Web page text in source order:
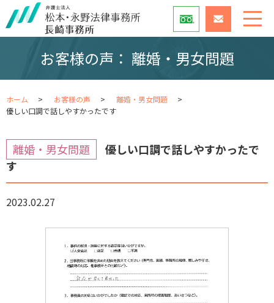
お客様の声： 離婚・男女問題
ホーム お客様の声
離婚・男女問題
優しい口調で話しやすかったです
離婚・男女問題
優しい口調で話しやすかったで
す
2023.02.27